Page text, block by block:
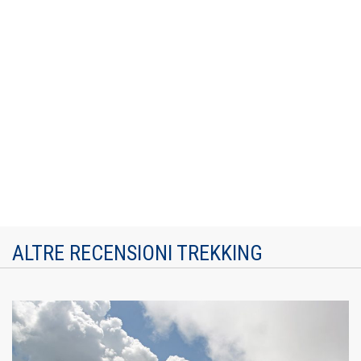
ALTRE RECENSIONI TREKKING